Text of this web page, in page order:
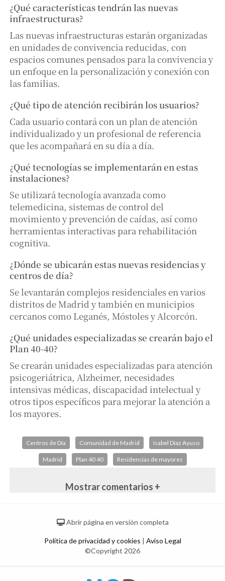
¿Qué características tendrán las nuevas
infraestructuras?
Las nuevas infraestructuras estarán organizadas
en unidades de convivencia reducidas, con
espacios comunes pensados para la convivencia y
un enfoque en la personalización y conexión con
las familias.
¿Qué tipo de atención recibirán los usuarios?
Cada usuario contará con un plan de atención
individualizado y un profesional de referencia
que les acompañará en su día a día.
¿Qué tecnologías se implementarán en estas
instalaciones?
Se utilizará tecnología avanzada como
telemedicina, sistemas de control del
movimiento y prevención de caídas, así como
herramientas interactivas para rehabilitación
cognitiva.
¿Dónde se ubicarán estas nuevas residencias y
centros de día?
Se levantarán complejos residenciales en varios
distritos de Madrid y también en municipios
cercanos como Leganés, Móstoles y Alcorcón.
¿Qué unidades especializadas se crearán bajo el
Plan 40-40?
Se crearán unidades especializadas para atención
psicogeriátrica, Alzheimer, necesidades
intensivas médicas, discapacidad intelectual y
otros tipos específicos para mejorar la atención a
los mayores.
Centros de Día Comunidad de Madrid Isabel Díaz Ayuso
Madrid Plan 40 40 Residencias de mayores
Mostrar comentarios +
Abrir página en versión completa
Política de privacidad y cookies | Aviso Legal
©Copyright 2026